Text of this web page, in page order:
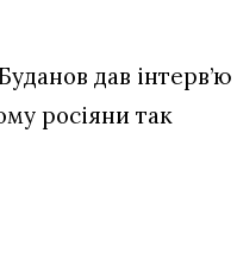
дав інтерв’ю
росіяни так